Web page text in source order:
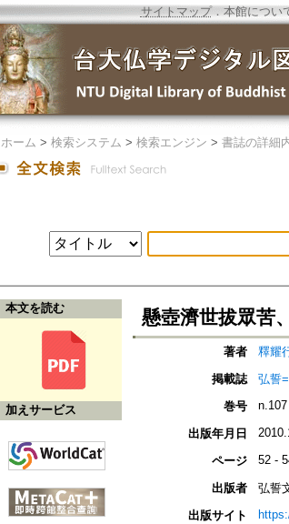
サイトマップ．本館につい
ホーム > 検索システム > 検索エンジン > 書誌の詳細
本文を読む
加えサービス
懸壺濟世拔眾苦
著者
釋耀
掲載誌
弘誓
巻号
n.107
出版年月日
ページ 52 -
出版者
弘誓
出版サイト